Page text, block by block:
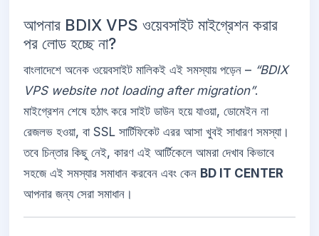
আপনার BDIX VPS ওয়েবসাইট মাইগ্রেশন করার
পর লোড হচ্ছে না?
বাংলাদেশে অনেক ওয়েবসাইট মালিকই এই সমস্যায় পড়েন – “BDIX
VPS website not loading after migration”.
মাইগ্রেশন শেষে হঠাৎ করে সাইট ডাউন হয়ে যাওয়া, ডোমেইন না
রেজলভ হওয়া, বা SSL সার্টিফিকেট এরর আসা খুবই সাধারণ সমস্যা।
তবে চিন্তার কিছু নেই, কারণ এই আর্টিকেলে আমরা দেখাব কিভাবে
সহজে এই সমস্যার সমাধান করবেন এবং কেন BD IT CENTER
আপনার জন্য সেরা সমাধান।